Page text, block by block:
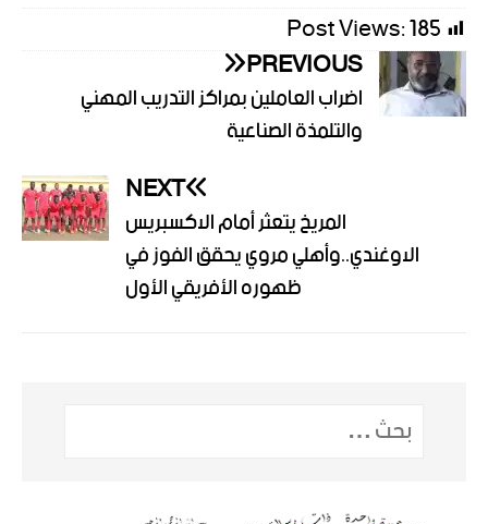
Post Views:185
PREVIOUS
اضراب العاملين بمراكز التدريب المهني
والتلمذة الصناعية
NEXT
المريخ يتعثر أمام الاكسبريس
الاوغندي..وأهلي مروي يحقق الفوز في
ظهوره الأفريقي الأول